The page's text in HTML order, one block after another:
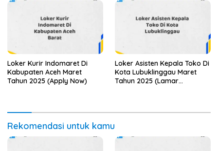
Loker Kurir Indomaret Di
Kabupaten Aceh Maret
Tahun 2025 (Apply Now)
Loker Asisten Kepala Toko Di
Kota Lubuklinggau Maret
Tahun 2025 (Lamar
Rekomendasi untuk kamu